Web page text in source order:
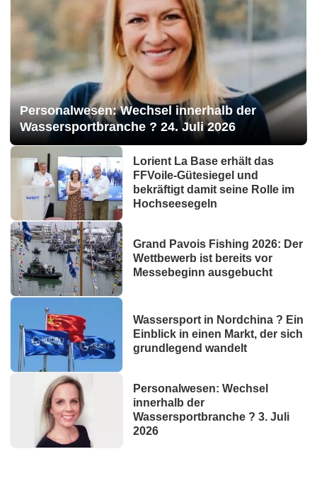
Personalwesen: Wechsel innerhalb der
Wassersportbranche ? 24. Juli 2026
Lorient La Base erhält das
FFVoile-Gütesiegel und
bekräftigt damit seine Rolle im
Hochseesegeln
Grand Pavois Fishing 2026: Der
Wettbewerb ist bereits vor
Messebeginn ausgebucht
Wassersport in Nordchina ? Ein
Einblick in einen Markt, der sich
grundlegend wandelt
Personalwesen: Wechsel
innerhalb der
Wassersportbranche ? 3. Juli
2026